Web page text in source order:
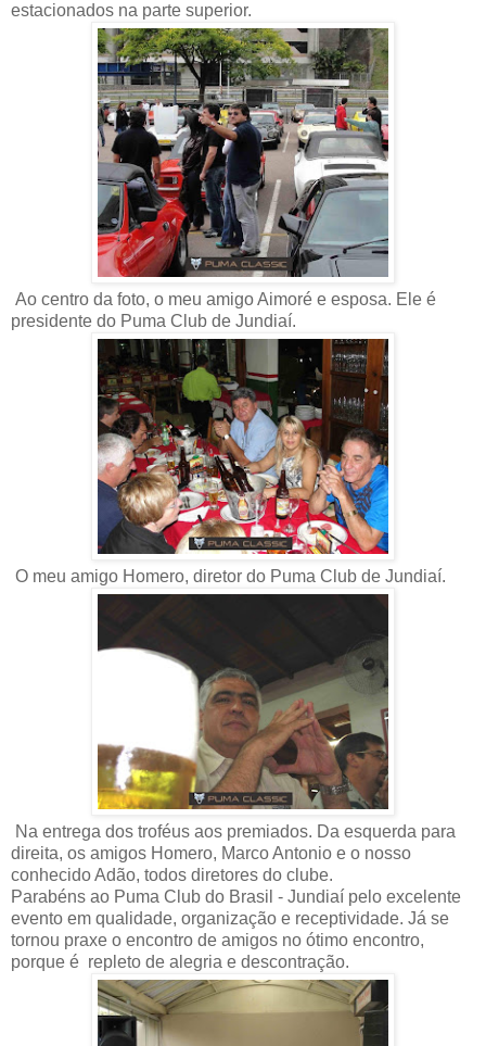
estacionados na parte superior.
Ao centro da foto, o meu amigo Aimoré e esposa. Ele é
presidente do Puma Club de Jundiaí.
O meu amigo Homero, diretor do Puma Club de Jundiaí.
Na entrega dos troféus aos premiados. Da esquerda para
direita, os amigos Homero, Marco Antonio e o nosso
conhecido Adão, todos diretores do clube.
Parabéns ao Puma Club do Brasil - Jundiaí pelo excelente
evento em qualidade, organização e receptividade. Já se
tornou praxe o encontro de amigos no ótimo encontro,
porque é repleto de alegria e descontração.